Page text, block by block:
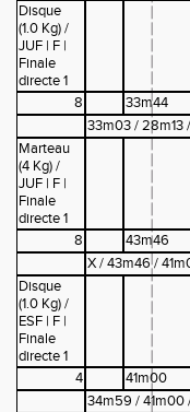
Disque
(1.0 Kg) /
JUF | F |
Finale
directe 1
8
33m44
33m03 / 28m13
Marteau
(4 Kg) /
JUF | F |
Finale
directe 1
8
43m46
X / 43m46 /
Disque
(1.0 Kg) /
ESF | F |
Finale
directe 1
4
41m00
34m59 / 41m00